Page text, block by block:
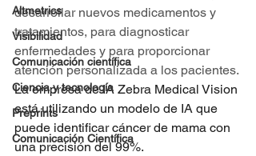
Altmetrics
Visibilidad
Comunicación científica
Ciencia y tecnología
Preprints
Comunicación Científica
desarrollar nuevos medicamentos y
tratamientos, para diagnosticar
enfermedades y para proporcionar
atención personalizada a los pacientes.
La empresa de IA Zebra Medical Vision
está utilizando un modelo de IA que
puede identificar cáncer de mama con
una precisión del 99%.